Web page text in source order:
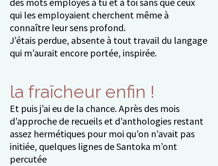
qui les employaient cherchent même à
connaître leur sens profond.
J’étais perdue, absente à tout travail du langage
qui m’aurait encore portée, inspirée.
la fraîcheur enfin !
Et puis j’ai eu de la chance. Après des mois
d’approche de recueils et d’anthologies restant
assez hermétiques pour moi qu’on n’avait pas
initiée, quelques lignes de Santoka m’ont
percutée